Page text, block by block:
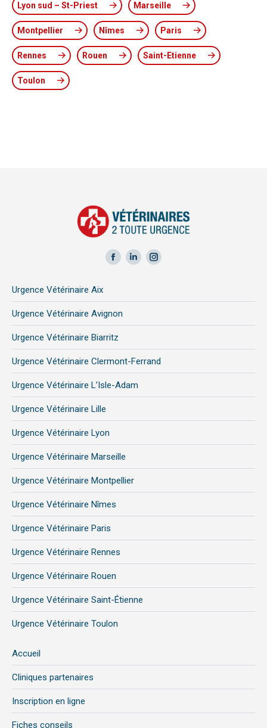
Lyon sud – St-Priest Marseille
Montpellier Nîmes Paris
Rennes Rouen Saint-Etienne
Toulon
Facebook
in
new
window
LinkedIn
new
Instagram
new
Urgence Vétérinaire Aix
Urgence Vétérinaire Avignon
Urgence Vétérinaire Biarritz
Urgence Vétérinaire Clermont-Ferrand
Urgence Vétérinaire L’Isle-Adam
Urgence Vétérinaire Lille
Urgence Vétérinaire Lyon
Urgence Vétérinaire Marseille
Urgence Vétérinaire Montpellier
Urgence Vétérinaire Nîmes
Urgence Vétérinaire Paris
Urgence Vétérinaire Rennes
Urgence Vétérinaire Rouen
Urgence Vétérinaire Saint-Étienne
Urgence Vétérinaire Toulon
Accueil
Cliniques partenaires
Inscription en ligne
Fiches conseils